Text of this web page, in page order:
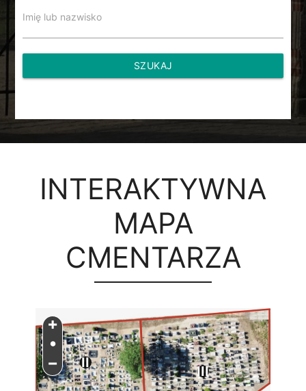
Imię lub nazwisko
SZUKAJ
INTERAKTYWNA
MAPA
CMENTARZA
II
III
•
+
−